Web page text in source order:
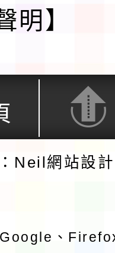
明】
Neil網站設
、